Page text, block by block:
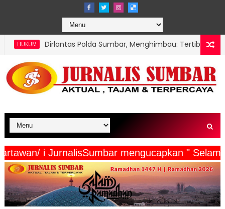
Polda Sumbar, Menghimbau: Tertib Kendaraan Lewat
Wartawan/ i JurnalisSumbar mengucapkan